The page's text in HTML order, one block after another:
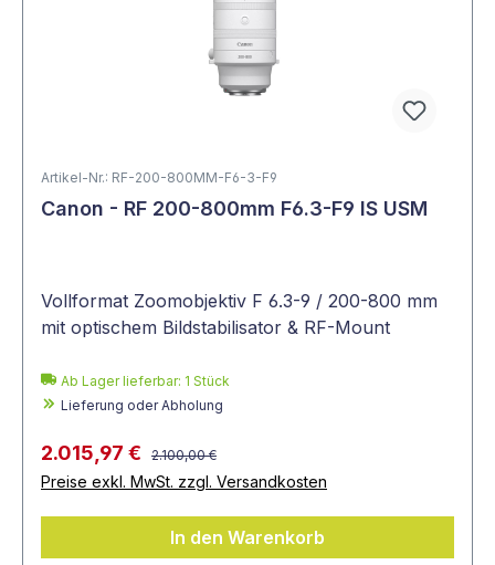
Artikel-Nr.: RF-200-800MM-F6-3-F9
Canon - RF 200-800mm F6.3-F9 IS USM
Vollformat Zoomobjektiv F 6.3-9 / 200-800 mm
mit optischem Bildstabilisator & RF-Mount
Ab Lager lieferbar: 1 Stück
Lieferung oder Abholung
2.015,97 € 2.100,00 €
Preise exkl. MwSt. zzgl. Versandkosten
In den Warenkorb